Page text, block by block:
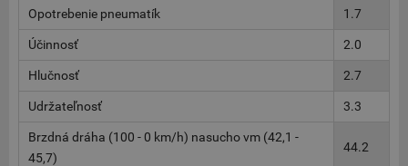
Opotrebenie pneumatík 1.7
Účinnosť 2.0
Hlučnosť 2.7
Udržateľnosť 3.3
Brzdná dráha (100 - 0 km/h) nasucho vm (42,1 -
45,7)
44.2